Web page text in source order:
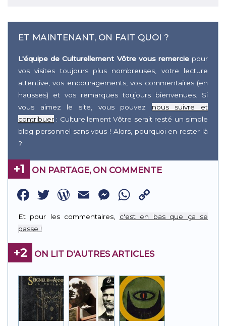
ET MAINTENANT, ON FAIT QUOI ?
L'équipe de Culturellement Vôtre vous remerciepour
vos visites toujours plus nombreuses, votre lecture
attentive, vos encouragements, vos commentaires (en
hausses) et vos remarques toujours bienvenues. Si
vous aimez le site, vous pouvez nous suivre et
contribuer : Culturellement Vôtre serait resté un simple
blog personnel sans vous ! Alors, pourquoi en rester là
?
+1 ON PARTAGE, ON COMMENTE
Facebook
Twitter
WordPress
EmailMessenger
WhatsApp
Link
Et pour les commentaires, c'est en bas que ça se
passe !
+2 ON LIT D'AUTRES ARTICLES